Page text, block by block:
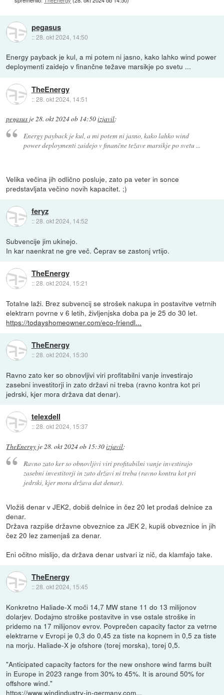
pegasus
::28. okt 2024, 14:50
Energy payback je kul, a mi potem ni jasno, kako lahko wind power
deploymenti zaidejo v finančne težave marsikje po svetu ...
TheEnergy
::28. okt 2024, 14:51
pegasus je28. okt 2024 ob 14:50izjavil:
Energy payback je kul, a mi potem ni jasno, kako lahko wind
power deploymenti zaidejo v finančne težave marsikje po svetu ...
Velika večina jih odlično posluje, zato pa veter in sonce
predstavljata večino novih kapacitet. ;)
feryz
::28. okt 2024, 14:52
Subvencije jim ukinejo.
In kar naenkrat ne gre več. Čeprav se zastonj vrtijo.
TheEnergy
::28. okt 2024, 15:21
Totalne laži. Brez subvencij se strošek nakupa in postavitve vetrnih
elektrarn povrne v 6 letih, življenjska doba pa je 25 do 30 let.
https://todayshomeowner.com/eco-friendl...
TheEnergy
::28. okt 2024, 15:30
Ravno zato ker so obnovljivi viri profitabilni vanje investirajo
zasebni investitorji in zato državi ni treba (ravno kontra kot pri
jedrski, kjer mora država dat denar).
telexdell
::28. okt 2024, 15:37
TheEnergy je28. okt 2024 ob 15:30izjavil:
Ravno zato ker so obnovljivi viri profitabilni vanje investirajo
zasebni investitorji in zato državi ni treba (ravno kontra kot pri
jedrski, kjer mora država dat denar).
Vložiš denar v JEK2, dobiš delnice in čez 20 let prodaš delnice za
denar.
Država razpiše državne obveznice za JEK 2, kupiš obveznice in jih
čez 20 lez zamenjaš za denar.
Eni očitno mislijo, da država denar ustvari iz nič, da klamfajo take.
TheEnergy
::28. okt 2024, 15:45
Konkretno Haliade-X moči 14,7 MW stane 11 do 13 milijonov
dolarjev. Dodajmo stroške postavitve in vse ostale stroške in
pridemo na 17 milijonov evrov. Povprečen capacity factor za vetrne
elektrarne v Evropi je 0,3 do 0,45 za tiste na kopnem in 0,5 za tiste
na morju. Haliade-X je ofshore (torej morska), torej 0,5.
"Anticipated capacity factors for the new onshore wind farms built
in Europe in 2023 range from 30% to 45%. It is around 50% for
offshore wind."
https://www.windindustry-in-germany.com...